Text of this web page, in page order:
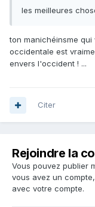
les meilleures
ton manichéinsme
occidentale est
envers l'occident ! ...
Citer
Rejoindre la
Vous pouvez publier
vous avez un compte,
avec votre compte.